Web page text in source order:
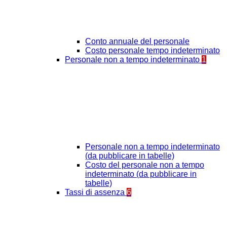
Conto annuale del personale
Costo personale tempo indeterminato
Personale non a tempo indeterminato 1
Personale non a tempo indeterminato
(da pubblicare in tabelle)
Costo del personale non a tempo
indeterminato (da pubblicare in
tabelle)
Tassi di assenza 6